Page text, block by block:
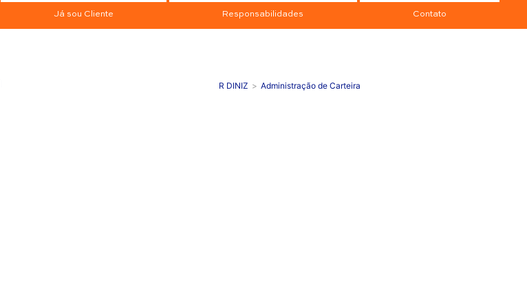
Já sou Cliente Responsabilidades Contato
R DINIZ Administração de Carteira